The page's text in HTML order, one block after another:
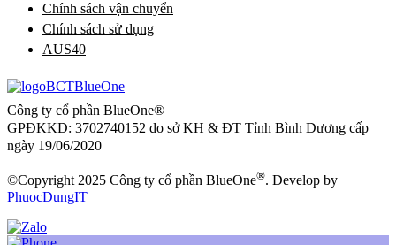
Chính sách vận chuyển
Chính sách sử dụng
AUS40
Công ty cổ phần BlueOne®
GPĐKKD: 3702740152 do sở KH & ĐT Tỉnh Bình Dương cấp
ngày 19/06/2020
©Copyright 2025 Công ty cổ phần BlueOne®. Develop by
PhuocDungIT